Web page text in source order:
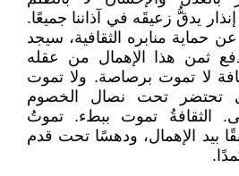
يدقُّ زعيقَه في آذاننا جميعًا.
حماية منابره الثقافية، سيجد
ثمن هذا الإهمال من عقله
لا تموت برصاصة. ولا تموت
تحتضر تحت نصال الخصوم
الثقافةُ تموت ببطء. تموتُ
بيد الإهمال، ودهسًا تحت قدم